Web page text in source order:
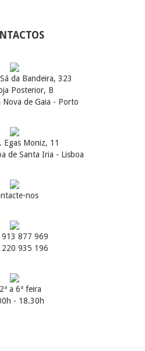
da Bandeira, 323
Posterior, B
Nova de Gaia - Porto
Egas Moniz, 11
de Santa Iria - Lisboa
nos
913 877 969
220 935 196
a 6ª feira
- 18.30h